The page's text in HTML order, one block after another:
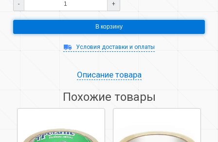
- +
В корзину
Условия доставки и оплаты
Описание товара
Похожие товары